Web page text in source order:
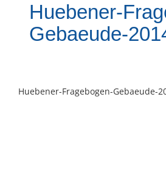
Huebener-
Gebaeude-
Huebener-Fragebogen-Gebaeude-